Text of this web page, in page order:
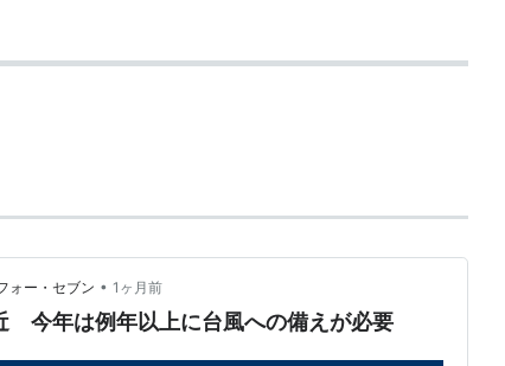
ォー・セブン • 1ヶ月前
今年は例年以上に台風への備えが必要